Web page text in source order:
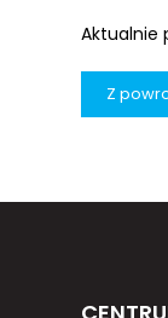
Aktualnie
Z